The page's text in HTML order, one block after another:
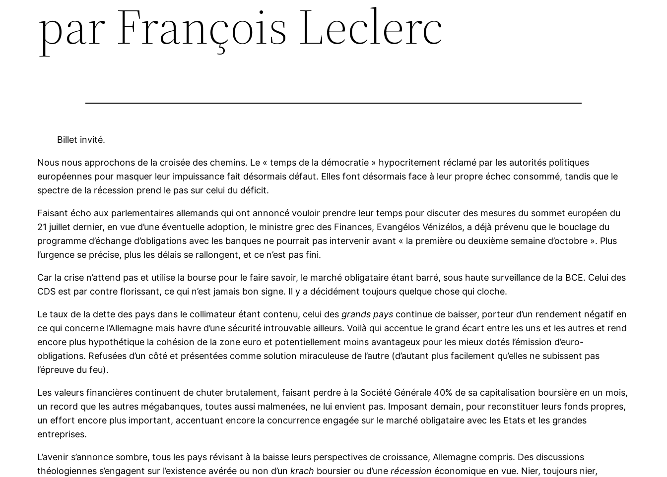
par François Leclerc
Billet invité.
Nous nous approchons de la croisée des chemins. Le « temps de la démocratie » hypocritement réclamé par les autorités politiques
européennes pour masquer leur impuissance fait désormais défaut. Elles font désormais face à leur propre échec consommé, tandis que le
spectre de la récession prend le pas sur celui du déficit.
Faisant écho aux parlementaires allemands qui ont annoncé vouloir prendre leur temps pour discuter des mesures du sommet européen du
21 juillet dernier, en vue d’une éventuelle adoption, le ministre grec des Finances, Evangélos Vénizélos, a déjà prévenu que le bouclage du
programme d’échange d’obligations avec les banques ne pourrait pas intervenir avant « la première ou deuxième semaine d’octobre ». Plus
l’urgence se précise, plus les délais se rallongent, et ce n’est pas fini.
Car la crise n’attend pas et utilise la bourse pour le faire savoir, le marché obligataire étant barré, sous haute surveillance de la BCE. Celui des
CDS est par contre florissant, ce qui n’est jamais bon signe. Il y a décidément toujours quelque chose qui cloche.
Le taux de la dette des pays dans le collimateur étant contenu, celui des grands pays continue de baisser, porteur d’un rendement négatif en
ce qui concerne l’Allemagne mais havre d’une sécurité introuvable ailleurs. Voilà qui accentue le grand écart entre les uns et les autres et rend
encore plus hypothétique la cohésion de la zone euro et potentiellement moins avantageux pour les mieux dotés l’émission d’euro-
obligations. Refusées d’un côté et présentées comme solution miraculeuse de l’autre (d’autant plus facilement qu’elles ne subissent pas
l’épreuve du feu).
Les valeurs financières continuent de chuter brutalement, faisant perdre à la Société Générale 40% de sa capitalisation boursière en un mois,
un record que les autres mégabanques, toutes aussi malmenées, ne lui envient pas. Imposant demain, pour reconstituer leurs fonds propres,
un effort encore plus important, accentuant encore la concurrence engagée sur le marché obligataire avec les Etats et les grandes
entreprises.
L’avenir s’annonce sombre, tous les pays révisant à la baisse leurs perspectives de croissance, Allemagne compris. Des discussions
théologiennes s’engagent sur l’existence avérée ou non d’unkrach boursier ou d’unerécession économique en vue. Nier, toujours nier,